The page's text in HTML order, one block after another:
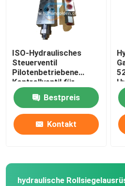
ISO-Hydraulisches
Steuerventil
Pilotenbetriebene
Kontrollventil für
Betonpumpen
Bestpreis
Kontakt
hydraulische